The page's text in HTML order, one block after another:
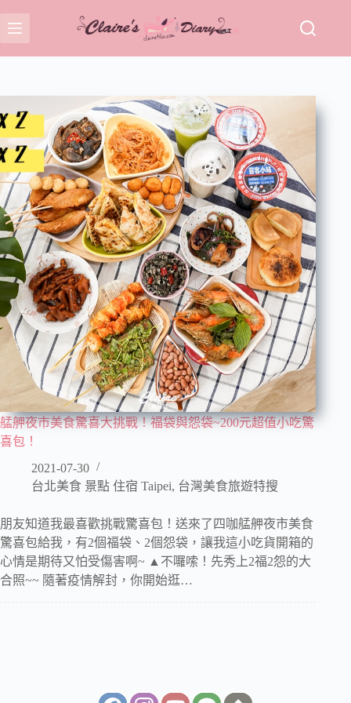
至
主
艋舺夜市美食驚喜大挑戰！福袋與怨袋~200元超值小吃驚
喜包！
2021-07-30
台北美食 景點 住宿 Taipei, 台灣美食旅遊特搜
朋友知道我最喜歡挑戰驚喜包！送來了四咖艋舺夜市美食
驚喜包給我，有2個福袋、2個怨袋，讓我這小吃貨開箱的
心情是期待又怕受傷害啊~ ▲不囉嗦！先秀上2福2怨的大
合照~~ 隨著疫情解封，你開始逛…